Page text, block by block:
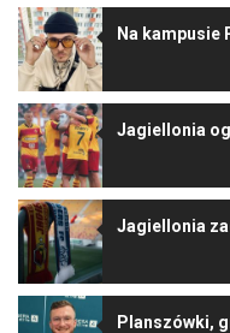
Na kampusie
Jagiellonia
Jagiellonia
Planszówki,